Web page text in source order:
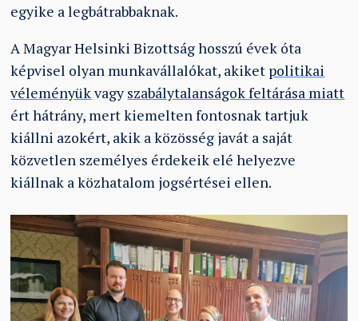
egyike a legbátrabbaknak.
A Magyar Helsinki Bizottság hosszú évek óta
képvisel olyan munkavállalókat, akiket politikai
véleményükvagy szabálytalanságok feltárása miatt
ért hátrány, mert kiemelten fontosnak tartjuk
kiállni azokért, akik a közösség javát a saját
közvetlen személyes érdekeik elé helyezve
kiállnak a közhatalom jogsértései ellen.